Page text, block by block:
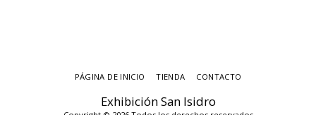
Exhibición San Isidro
PÁGINA DE INICIO TIENDA CONTACTO